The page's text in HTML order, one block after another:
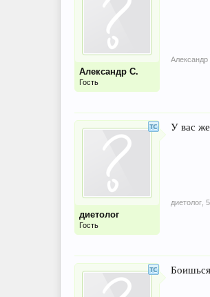
Александр С.
Гость
Александр
диетолог
Гость
У вас же
диетолог